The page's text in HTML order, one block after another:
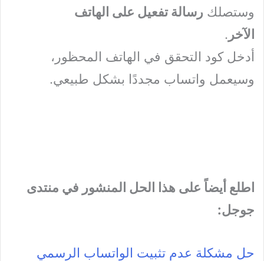
وستصلك رسالة تفعيل على الهاتف
الآخر .
أدخل كود التحقق في الهاتف المحظور،
وسيعمل واتساب مجددًا بشكل طبيعي.
اطلع أيضاً على هذا الحل المنشور في منتدى
جوجل:
حل مشكلة عدم تثبيت الواتساب الرسمي